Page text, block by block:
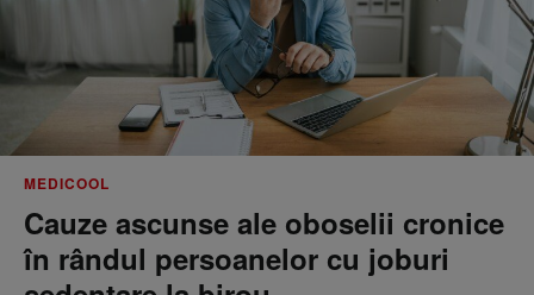
MEDICOOL
Cauze ascunse ale oboselii cronice
în rândul persoanelor cu joburi